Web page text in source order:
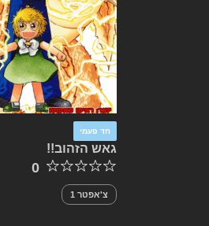
חד פעמי
גאש הזהוב!!
0
צ'אפטר 1